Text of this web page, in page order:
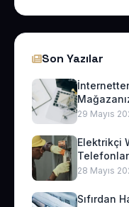
Son Yazılar
29 Mayıs
Elektrikçi
28 Mayıs
Sıfırdan